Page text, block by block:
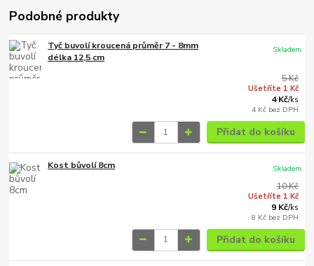
Podobné produkty
Tyč buvolí kroucená průměr 7 - 8mm
délka 12,5 cm
5 Kč
Ušetříte 1 Kč
4 Kč/ks
4 Kč bez DPH
Skladem
Přidat do košíku
Kost bůvolí 8cm
10 Kč
Ušetříte 1 Kč
9 Kč/ks
8 Kč bez DPH
Skladem
Přidat do košíku